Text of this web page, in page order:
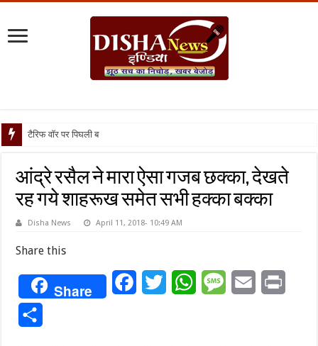
टैरिफ वॉर पर पिघली बर्फ, ट्रंप और म
आंद्रे रसैल ने मारा ऐसा गजब छक्का, देखते
रह गये शाहरूख समेत सभी हक्का बक्का
Disha News April 11, 2018- 10:49 AM
Share this
Share FacebookTwitterWhatsAppMessageEmail